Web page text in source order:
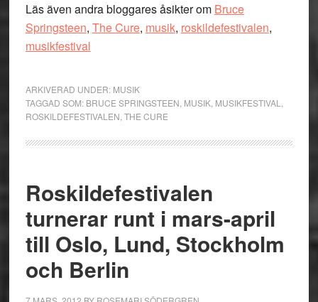
Läs även andra bloggares åsikter om Bruce
Springsteen, The Cure, musik, roskildefestivalen,
musikfestival
ARKIVERAD UNDER: MUSIK
TAGGAD SOM: BRUCE SPRINGSTEEN MUSIK, MUSIKFESTIVAL
ROSKILDEFESTIVALEN THE CURE
Roskildefestivalen
turnerar runt i mars-april
till Oslo, Lund, Stockholm
och Berlin